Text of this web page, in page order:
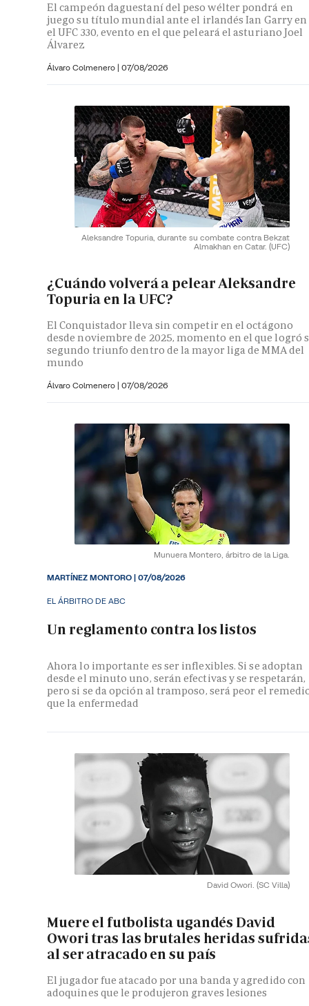
El campeón daguestaní del peso wélter pondrá en
juego su título mundial ante el irlandés Ian Garry en
el UFC 330, evento en el que peleará el asturiano Joel
Álvarez
Álvaro Colmenero | 07/08/2026
Aleksandre Topuria, durante su combate contra Bekzat
Almakhan en Catar. (UFC)
¿Cuándo volverá a pelear Aleksandre
Topuria en la UFC?
El Conquistador lleva sin competir en el octágono
desde noviembre de 2025, momento en el que logró
segundo triunfo dentro de la mayor liga de MMA del
mundo
Álvaro Colmenero | 07/08/2026
Munuera Montero, árbitro de la Liga.
EL ÁRBITRO DE ABC
Un reglamento contra los listos
Ahora lo importante es ser inflexibles. Si se adoptan
desde el minuto uno, serán efectivas y se respetarán,
pero si se da opción al tramposo, será peor el
que la enfermedad
MARTÍNEZ MONTORO|07/08/2026
David Owori. (SC Villa)
Muere el futbolista ugandés David
Owori tras las brutales heridas
al ser atracado en su país
El jugador fue atacado por una banda y agredido con
adoquines que le produjeron graves lesiones